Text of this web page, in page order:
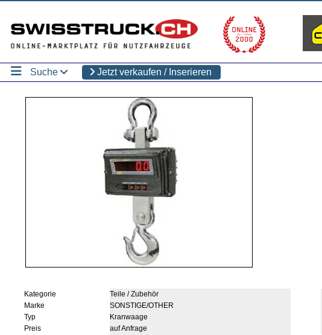
Suche Jetzt verkaufen / Inserieren
Kategorie
Teile / Zubehör
Marke
SONSTIGE/OTHER
Typ
Kranwaage
Preis
auf Anfrage